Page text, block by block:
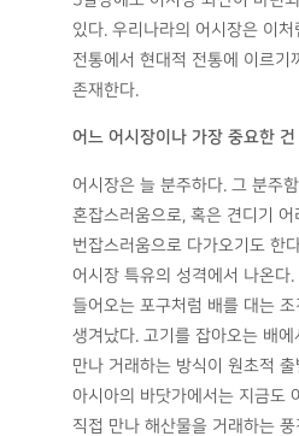
있다. 우리나라의 어시장은 이처
전통에서 현대적 전통에 이르기
존재한다.
어느 어시장이나 가장 중요한 건
어시장은 늘 분주하다. 그 분주
혼잡스러움으로, 혹은 견디기 어
번잡스러움으로 다가오기도 한
어시장 특유의 성격에서 나온다
들어오는 포구처럼 배를 대는
생겨났다. 고기를 잡아오는 배
만나 거래하는 방식이 원초적
아시아의 바닷가에서는 지금도
직접 만나 해산물을 거래하는